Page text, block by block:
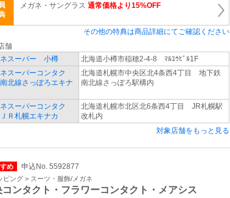
メガネ・サングラス 通常価格より15%OFF
その他の特典は商品詳細にてご確認ください
舗
ネスーパー 小樽
北海道小樽市稲穂2-4-8 ﾏﾙﾕｳﾋﾞﾙ1F
スーパーコンタク
北線さっぽろエキナ
北海道札幌市中央区北4条西4丁目 地下鉄
南北線さっぽろ駅構内
スーパーコンタク
Ｒ札幌エキナカ
北海道札幌市北区北6条西4丁目 JR札幌駅
改札内
対象店舗をもっと見る
め 申込No. 5592877
ピング > スーツ・服飾/メガネ
コンタクト・フラワーコンタクト・メアシス